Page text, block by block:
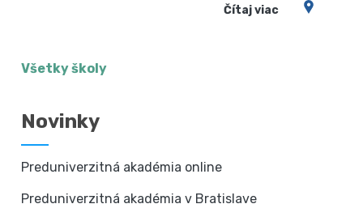
Čítaj viac
Všetky školy
Novinky
Preduniverzitná akadémia online
Preduniverzitná akadémia v Bratislave